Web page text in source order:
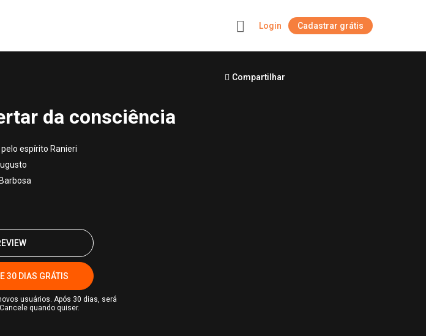
Login Cadastrar grátis
Compartilhar
da consciência
espírito Ranieri
30 DIAS GRÁTIS
usuários. Após 30 dias, será
quando quiser.